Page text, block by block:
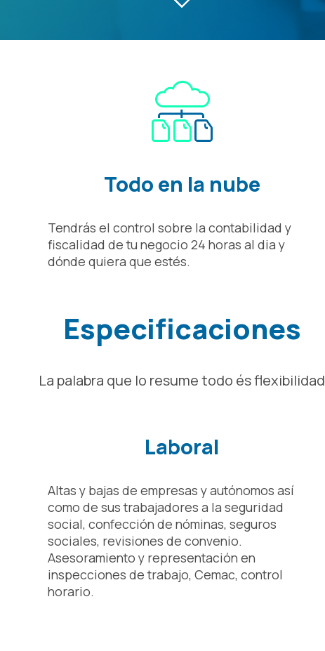
Todo en la nube
Tendrás el control sobre la contabilidad y
fiscalidad de tu negocio 24 horas al dia y
dónde quiera que estés.
Especificaciones
La palabra que lo resume todo és flexibilidad
Laboral
Altas y bajas de empresas y autónomos así
como de sus trabajadores a la seguridad
social, confección de nóminas, seguros
sociales, revisiones de convenio.
Asesoramiento y representación en
inspecciones de trabajo, Cemac, control
horario.